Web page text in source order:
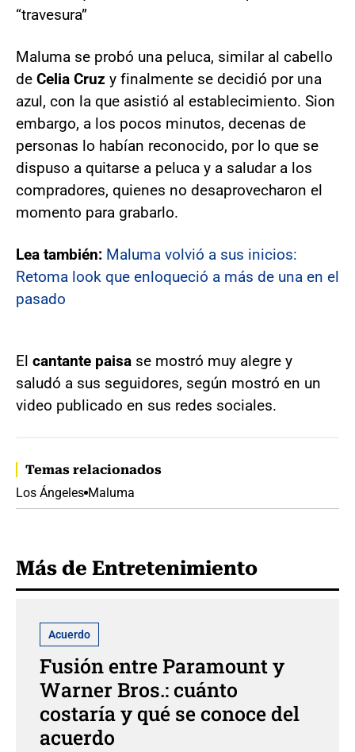
“travesura”
Maluma se probó una peluca, similar al cabello
de Celia Cruz y finalmente se decidió por una
azul, con la que asistió al establecimiento. Sion
embargo, a los pocos minutos, decenas de
personas lo habían reconocido, por lo que se
dispuso a quitarse a peluca y a saludar a los
compradores, quienes no desaprovecharon el
momento para grabarlo.
Lea también: Maluma volvió a sus inicios:
Retoma look que enloqueció a más de una en el
pasado
El cantante paisa se mostró muy alegre y
saludó a sus seguidores, según mostró en un
video publicado en sus redes sociales.
Temas relacionados
Los Ángeles Maluma
Más de Entretenimiento
Acuerdo
Fusión entre Paramount y
Warner Bros.: cuánto
costaría y qué se conoce del
acuerdo